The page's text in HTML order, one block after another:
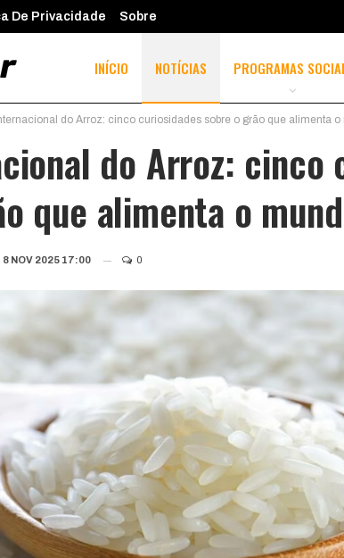
De Privacidade Sobre
INÍCIO NOTÍCIAS PROGRAMAS
do Arroz: cinco curiosidades sobre o grão que alimenta o
do Arroz: cinco
que alimenta o
8 NOV 2025 17:00 0